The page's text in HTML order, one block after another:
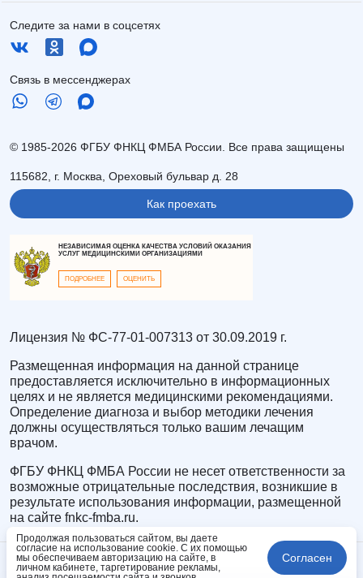
Следите за нами в соцсетях
Связь в мессенджерах
© 1985-2026 ФГБУ ФНКЦ ФМБА России. Все права защищены
115682, г. Москва, Ореховый бульвар д. 28
Как проехать
НЕЗАВИСИМАЯ ОЦЕНКА КАЧЕСТВА УСЛОВИЙ ОКАЗАНИЯ
УСЛУГ МЕДИЦИНСКИМИ ОРГАНИЗАЦИЯМИ
ПОДРОБНЕЕ ОЦЕНИТЬ
Лицензия № ФС-77-01-007313 от 30.09.2019 г.
Размещенная информация на данной странице
предоставляется исключительно в информационных
целях и не является медицинскими рекомендациями.
Определение диагноза и выбор методики лечения
должны осуществляться только вашим лечащим
врачом.
ФГБУ ФНКЦ ФМБА России не несет ответственности за
возможные отрицательные последствия, возникшие в
результате использования информации, размещенной
на сайте fnkc-fmba.ru.
Продолжая пользоваться сайтом, вы даете
согласие на использование cookie. С их помощью
мы обеспечиваем авторизацию на сайте, в
личном кабинете, таргетирование рекламы,
Согласен